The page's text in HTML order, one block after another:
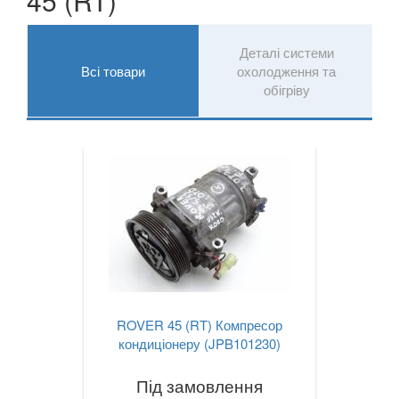
Всі товари
Деталі системи
охолодження та
обігріву
ROVER 45 (RT) Компресор
кондиціонеру (JPB101230)
Під замовлення